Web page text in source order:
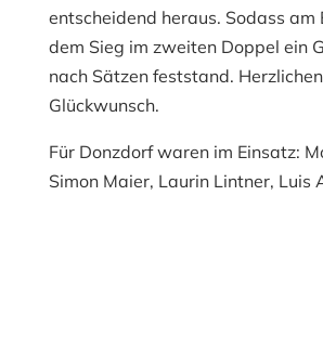
entscheidend heraus. Sodass am
dem Sieg im zweiten Doppel ein
nach Sätzen feststand. Herzlichen
Glückwunsch.
Für Donzdorf waren im Einsatz:
Simon Maier, Laurin Lintner, Luis